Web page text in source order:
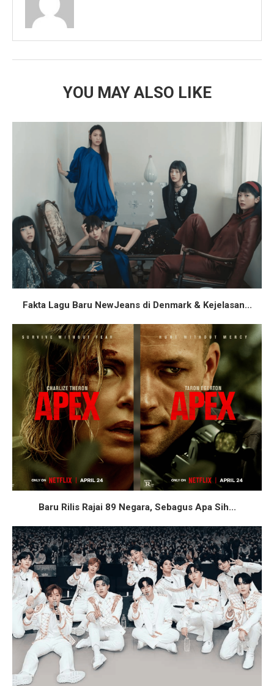
YOU MAY ALSO LIKE
Fakta Lagu Baru NewJeans di Denmark & Kejelasan...
Baru Rilis Rajai 89 Negara, Sebagus Apa Sih...